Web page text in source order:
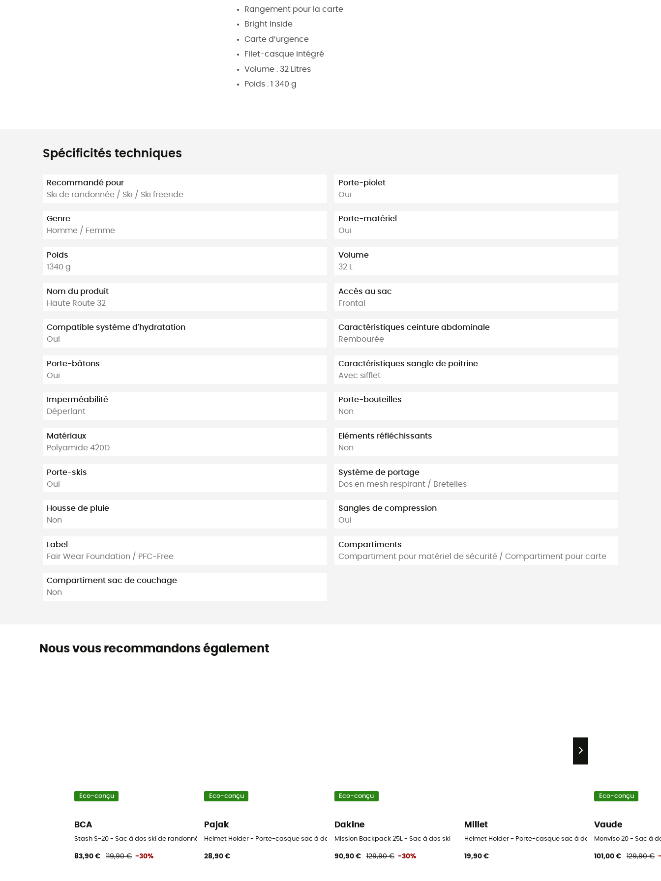
Rangement pour la carte
Bright Inside
Carte d’urgence
Filet-casque intégré
Volume : 32 Litres
Poids : 1 340 g
Spécificités techniques
Recommandé pour
Ski de randonnée / Ski / Ski freeride
Genre
Homme / Femme
Poids
1340 g
Nom du produit
Haute Route 32
Compatible système d'hydratation
Oui
Porte-bâtons
Oui
Imperméabilité
Déperlant
Matériaux
Polyamide 420D
Porte-skis
Oui
Housse de pluie
Non
Label
Fair Wear Foundation / PFC-Free
Compartiment sac de couchage
Non
Porte-piolet
Oui
Porte-matériel
Oui
Volume
32 L
Accès au sac
Frontal
Caractéristiques ceinture abdominale
Rembourée
Caractéristiques sangle de poitrine
Avec sifflet
Porte-bouteilles
Non
Eléments réfléchissants
Non
Système de portage
Dos en mesh respirant / Bretelles
Sangles de compression
Oui
Compartiments
Compartiment pour matériel de sécurité / Compartiment pour carte
Nous vous recommandons également
Eco-conçu
BCA
Stash S-20 - Sac à dos ski de randonnée
83,90 € 119,90 € -30%
Eco-conçu
Pajak
Helmet Holder - Porte-casque sac à dos
28,90 €
Eco-conçu
Dakine
Mission Backpack 25L - Sac à dos ski
90,90 € 129,90 € -30%
Millet
Helmet Holder - Porte-casque sac à dos
19,90 €
Eco-conçu
Vaude
Monviso 20 - Sac à
101,00 € 129,90 €